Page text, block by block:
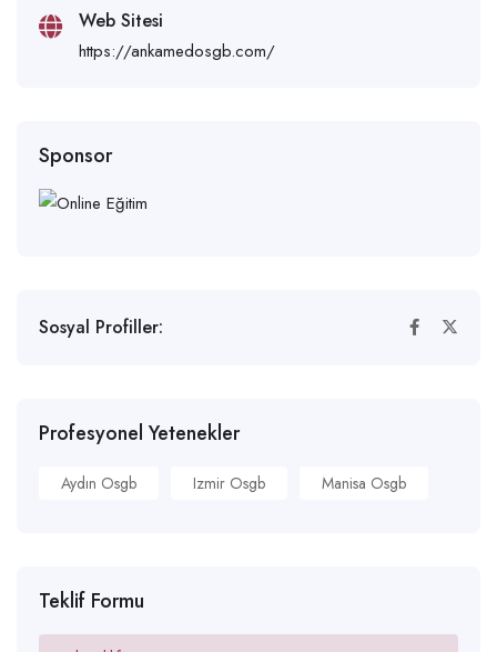
Web Sitesi
https://ankamedosgb.com/
Sponsor
Sosyal Profiller:
Profesyonel Yetenekler
Aydın Osgb Izmir Osgb Manisa Osgb
Teklif Formu